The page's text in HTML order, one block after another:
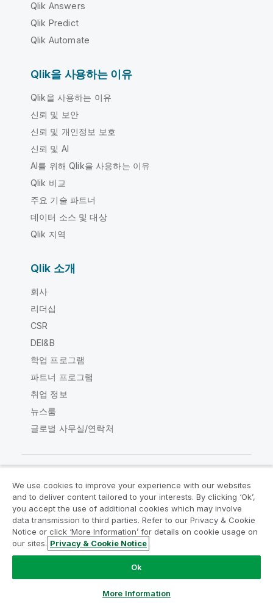
Qlik Answers
Qlik Predict
Qlik Automate
Qlik을 사용하는 이유
Qlik을 사용하는 이유
신뢰 및 보안
신뢰 및 개인정보 보호
신뢰 및 AI
AI를 위해 Qlik을 사용하는 이유
Qlik 비교
주요 기술 파트너
데이터 소스 및 대상
Qlik 지역
Qlik 소개
회사
리더십
CSR
DEI&B
학업 프로그램
파트너 프로그램
취업 정보
뉴스룸
글로벌 사무실/연락처
Qlik Community
법적 계약 제품 약관
Legal Policies
Legal Policies
사용 약관
Do Not Share My Info
Copyright © 1993-2026 QlikTech International AB. 무단 전재
We use cookies to improve your experience with our websites
and to deliver content tailored to your interests. By clicking ‘Ok’,
you accept the use of additional cookies which may involve
data transmission to third parties. Refer to our Privacy & Cookie
Notice or click ‘More Information’ for details on cookie usage on
our sites. Privacy & Cookie Notice
Ok
More Information